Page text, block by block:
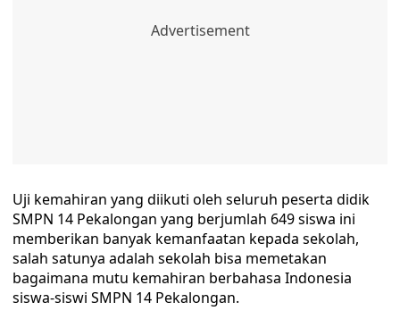
Uji kemahiran yang diikuti oleh seluruh peserta didik
SMPN 14 Pekalongan yang berjumlah 649 siswa ini
memberikan banyak kemanfaatan kepada sekolah,
salah satunya adalah sekolah bisa memetakan
bagaimana mutu kemahiran berbahasa Indonesia
siswa-siswi SMPN 14 Pekalongan.